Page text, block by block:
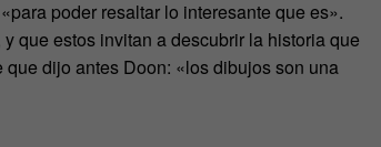
poder resaltar lo interesante que es».
que estos invitan a descubrir la historia que
dijo antes Doon: «los dibujos son una